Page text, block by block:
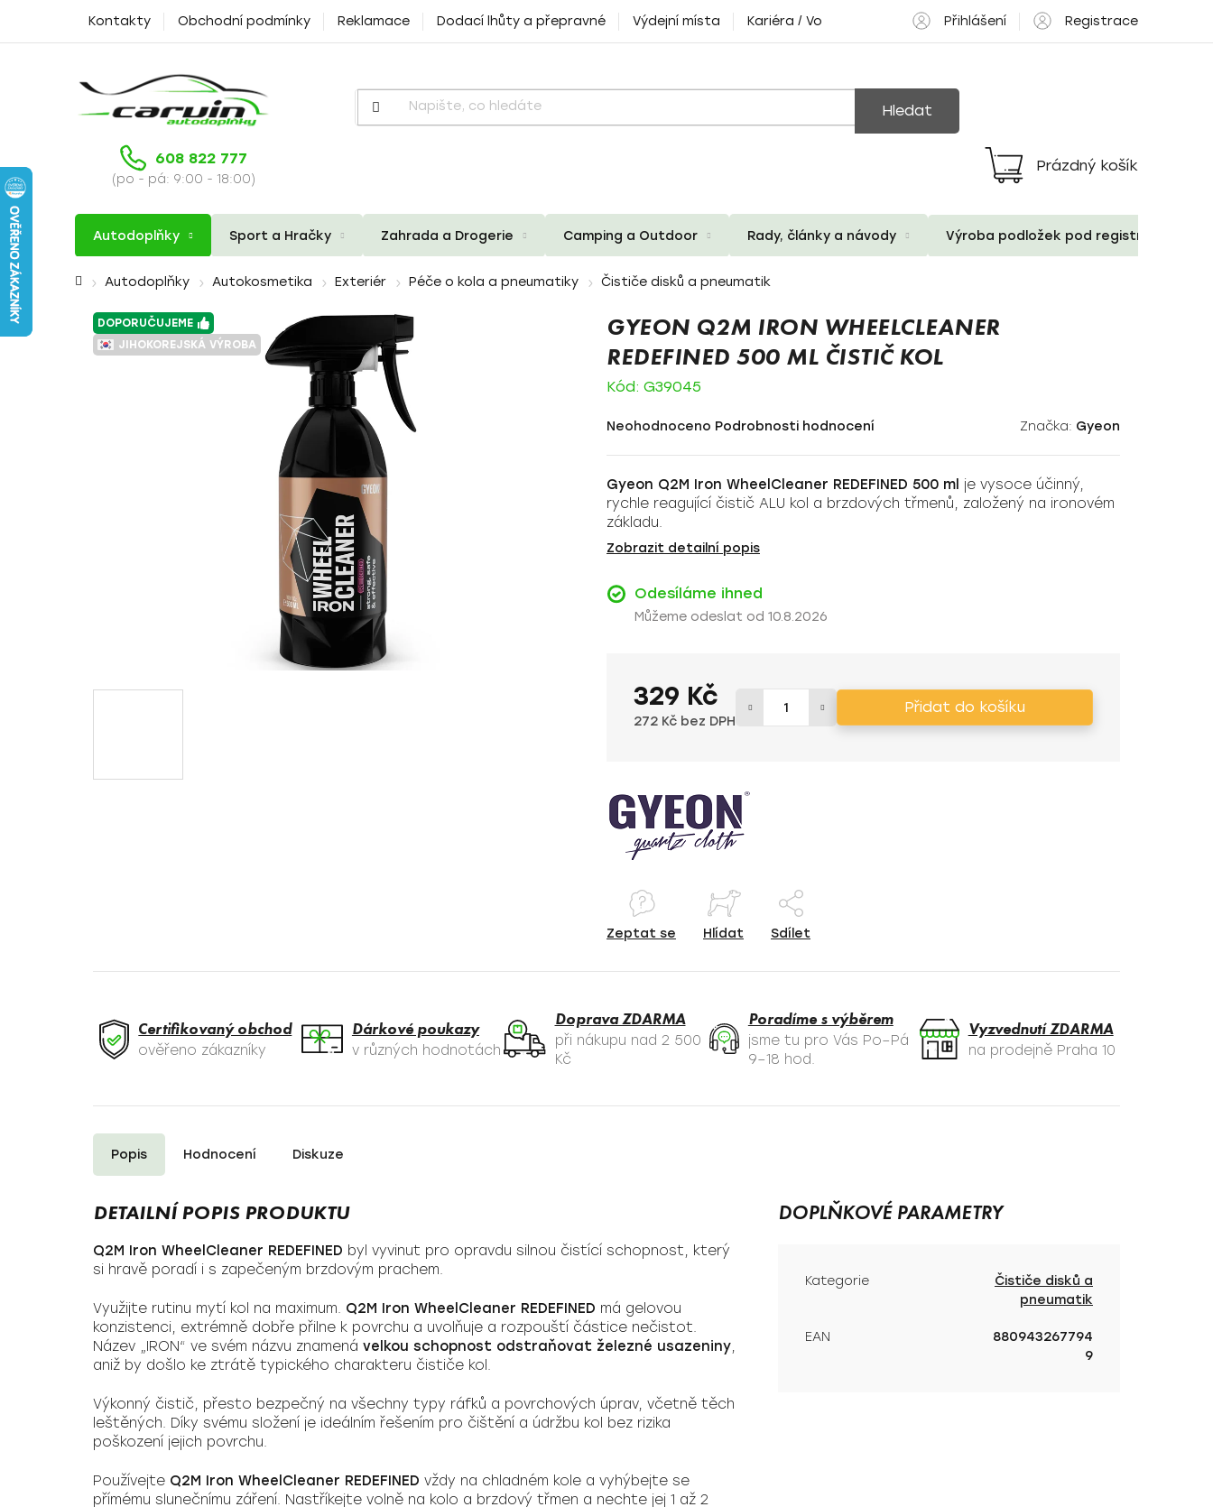
Kontakty Obchodní podmínky Reklamace Dodací lhůty a přepravné Výdejní místa Kariéra / Volné pozice Přihlášení Registrace
Hledat
608 822 777
(po - pá: 9:00 - 18:00)
Nákupní
košík
Prázdný košík
Autodoplňky Sport a Hračky Zahrada a Drogerie Camping a Outdoor Rady, články a návody Výroba podložek pod registrační
Domů Autodoplňky Autokosmetika Exteriér Péče o kola a pneumatiky Čističe disků a pneumatik
GYEON Q2M IRON WHEELCLEANER
REDEFINED 500 ML ČISTIČ KOL
Kód: G39045
Průměrné
je
0,0
z
5
Neohodnoceno Podrobnosti hodnocení Značka: Gyeon
Gyeon Q2M Iron WheelCleaner REDEFINED 500 ml je vysoce účinný,
rychle reagující čistič ALU kol a brzdových třmenů, založený na ironovém
základu.
Zobrazit detailní popis
Odesíláme ihned
10.8.2026
329 Kč
272 Kč bez DPH
Přidat do košíku
Zeptat se Hlídat Sdílet
DOPORUČUJEME
JIHOKOREJSKÁ VÝROBA
Certifikovaný obchod
ověřeno zákazníky
Dárkové poukazy
v různých hodnotách
Doprava ZDARMA
při nákupu nad 2 500
Kč
Poradíme s výběrem
jsme tu pro Vás Po–Pá
9–18 hod.
Vyzvednutí ZDARMA
na prodejně Praha 10
Popis Hodnocení Diskuze
Q2M Iron WheelCleaner REDEFINED byl vyvinut pro opravdu silnou čistící schopnost, který
si hravě poradí i s zapečeným brzdovým prachem.
Využijte rutinu mytí kol na maximum. Q2M Iron WheelCleaner REDEFINED má gelovou
konzistenci, extrémně dobře přilne k povrchu a uvolňuje a rozpouští částice nečistot.
Název „IRON“ ve svém názvu znamená velkou schopnost odstraňovat železné usazeniny,
aniž by došlo ke ztrátě typického charakteru čističe kol.
Výkonný čistič, přesto bezpečný na všechny typy ráfků a povrchových úprav, včetně těch
leštěných. Díky svému složení je ideálním řešením pro čištění a údržbu kol bez rizika
poškození jejich povrchu.
Používejte Q2M Iron WheelCleaner REDEFINED vždy na chladném kole a vyhýbejte se
přímému slunečnímu záření. Nastříkejte volně na kolo a brzdový třmen a nechte jej 1 až 2
DOPLŇKOVÉ PARAMETRY
Kategorie
Čističe disků a
pneumatik
EAN
880943267794
9